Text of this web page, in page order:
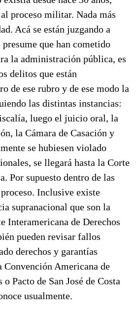
proceso militar. Nada más
Acá se están juzgando a
presume que han cometido
la administración pública, es
delitos que están
de ese rubro y de ese modo la
las distintas instancias:
luego el juicio oral, la
la Cámara de Casación y
se hubiesen violado
se llegará hasta la Corte
Por supuesto dentro de las
Inclusive existe
supranacional que son la
Interamericana de Derechos
pueden revisar fallos
derechos y garantías
Convención Americana de
Pacto de San José de Costa
usualmente.